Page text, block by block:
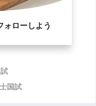
ォローしよう
国試